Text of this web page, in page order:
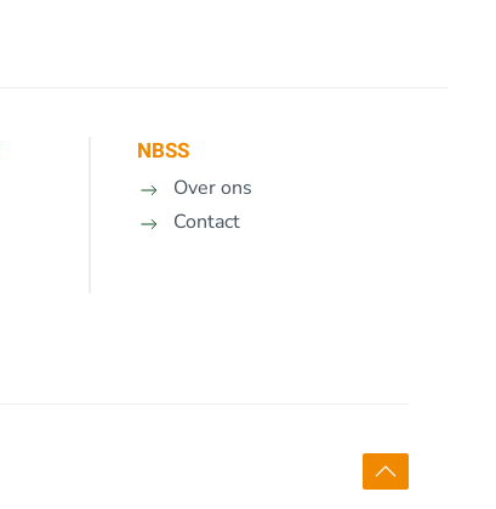
NBSS
Over ons
Contact